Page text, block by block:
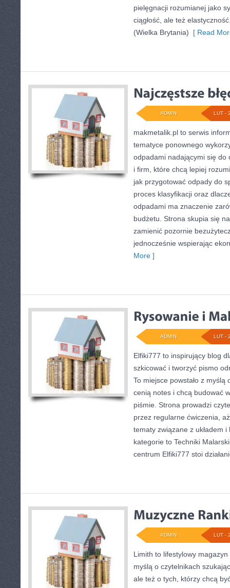
pielęgnacji rozumianej jako
ciągłość, ale też
(Wielka Brytania) [ Read
LUT -
ADMIN
makmetalik.pl to serwis
tematyce ponownego
odpadami nadającymi się do
i firm, które chcą lepiej
jak przygotować odpady do
proces klasyfikacji oraz
odpadami ma znaczenie
budżetu. Strona skupia się
zamienić pozornie
jednocześnie wspierając
More ]
LUT -
ADMIN
Elfiki777 to inspirujący blog
szkicować i tworzyć pismo
To miejsce powstało z
cenią notes i chcą budować
piśmie. Strona prowadzi
przez regularne ćwiczenia,
tematy związane z układem
kategorie to Techniki
centrum Elfiki777 stoi
LUT -
ADMIN
Limith to lifestylowy
myślą o czytelnikach
ale też o tych, którzy chcą